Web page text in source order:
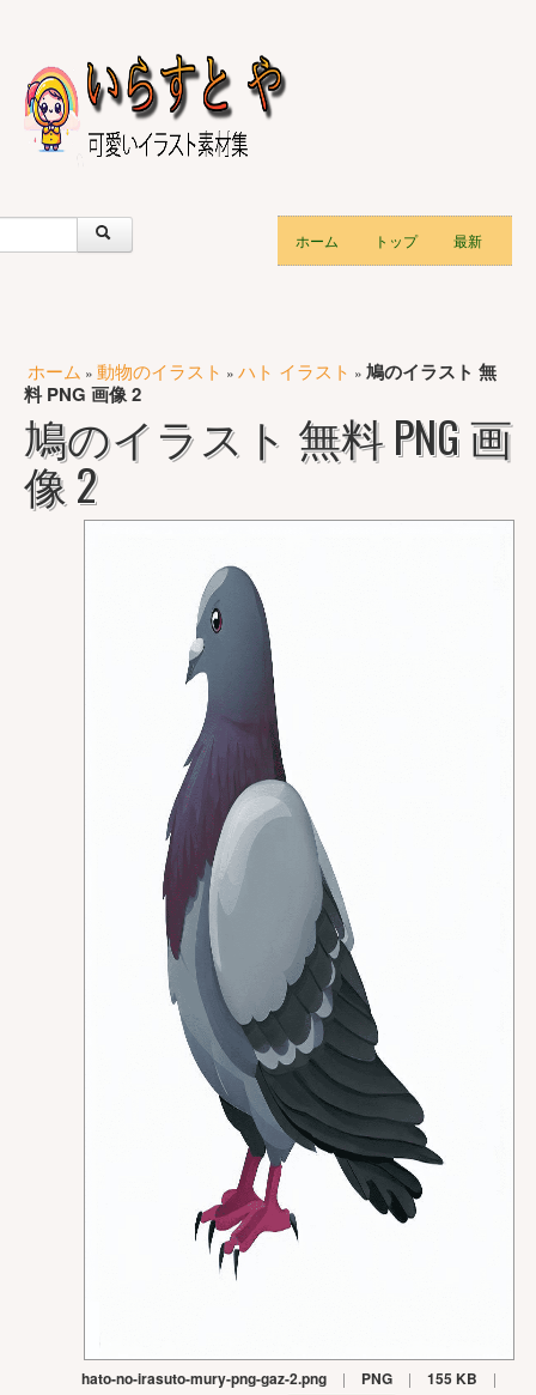
ホーム トップ 最新
ホーム » 動物のイラスト » ハト イラスト » 鳩のイラスト 無
料 PNG 画像 2
鳩のイラスト 無料 PNG 画
像 2
hato-no-irasuto-mury-png-gaz-2.png | PNG | 155 KB |